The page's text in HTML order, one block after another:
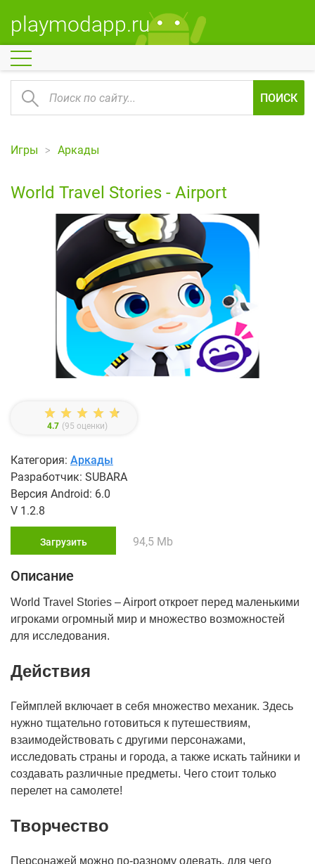
playmodapp.ru
ПОИСК
Игры Аркады
World Travel Stories - Airport
4.7 (95 оценки)
Категория: Аркады
Разработчик: SUBARA
Версия Android: 6.0
V 1.2.8
Загрузить 94,5 Mb
Описание
World Travel Stories – Airport откроет перед маленькими
игроками огромный мир и множество возможностей
для исследования.
Действия
Геймплей включает в себя множество механик. Здесь
нужно тщательно готовиться к путешествиям,
взаимодействовать с другими персонажами,
исследовать страны и города, а также искать тайники и
создавать различные предметы. Чего стоит только
перелет на самолете!
Творчество
Персонажей можно по-разному одевать, для чего